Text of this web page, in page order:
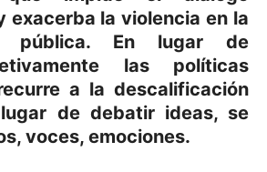
exacerba la violencia en la
pública. En lugar de
las políticas
a la descalificación
de debatir ideas, se
voces, emociones.